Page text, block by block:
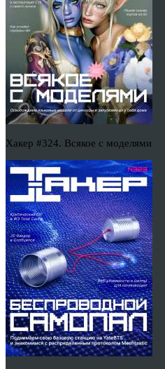
Хакер #324. Всякое с моделями